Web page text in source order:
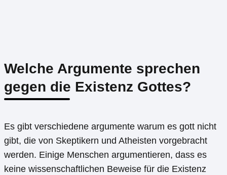
Welche Argumente sprechen
gegen die Existenz Gottes?
Es gibt verschiedene argumente warum es gott nicht
gibt, die von Skeptikern und Atheisten vorgebracht
werden. Einige Menschen argumentieren, dass es
keine wissenschaftlichen Beweise für die Existenz